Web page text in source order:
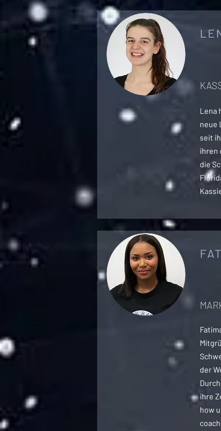
Lena
neue
seit
ihren
die
der
ihre
how